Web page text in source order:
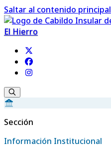
Saltar al contenido principal
El Hierro
Sección
Información Institucional